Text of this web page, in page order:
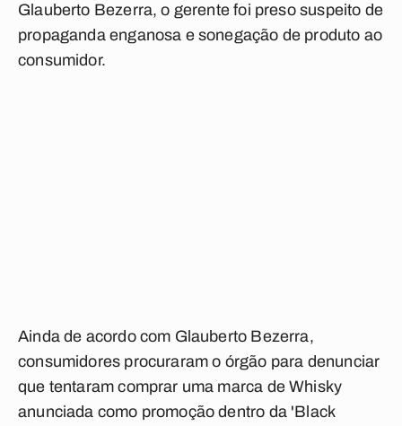
Glauberto Bezerra, o gerente foi preso suspeito de
propaganda enganosa e sonegação de produto ao
consumidor.
Ainda de acordo com Glauberto Bezerra,
consumidores procuraram o órgão para denunciar
que tentaram comprar uma marca de Whisky
anunciada como promoção dentro da 'Black